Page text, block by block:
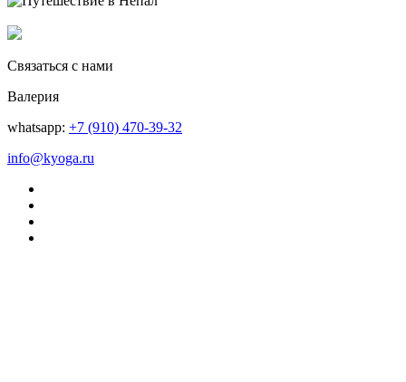
Связаться с нами
Валерия
whatsapp: +7 (910) 470-39-32
info@kyoga.ru